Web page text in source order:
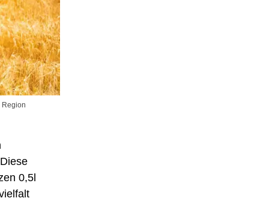
Region
0,5l